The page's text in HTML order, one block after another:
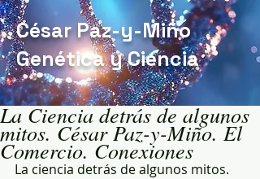
César Paz-y-Miño
Genética y Ciencia
La Ciencia detrás de algunos
mitos. César Paz-y-Miño. El
Comercio. Conexiones
La ciencia detrás de algunos mitos.